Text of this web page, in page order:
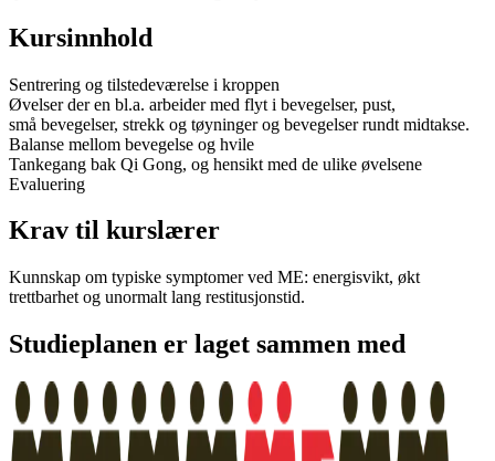
Kursinnhold
Sentrering og tilstedeværelse i kroppen
Øvelser der en bl.a. arbeider med flyt i bevegelser, pust,
små bevegelser, strekk og tøyninger og bevegelser rundt midtakse.
Balanse mellom bevegelse og hvile
Tankegang bak Qi Gong, og hensikt med de ulike øvelsene
Evaluering
Krav til kurslærer
Kunnskap om typiske symptomer ved ME: energisvikt, økt
trettbarhet og unormalt lang restitusjonstid.
Studieplanen er laget sammen med